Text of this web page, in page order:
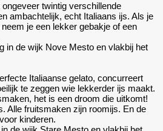
ongeveer twintig verschillende
ambachtelijk, echt Italiaans ijs. Als je
je een lekker gebakje of een
in de wijk Nove Mesto en vlakbij het
Italiaanse gelato, concurreert
te zeggen wie lekkerder ijs maakt.
het is een droom die uitkomt!
Alle fruitsmaken zijn roomijs. En de
kinderen.